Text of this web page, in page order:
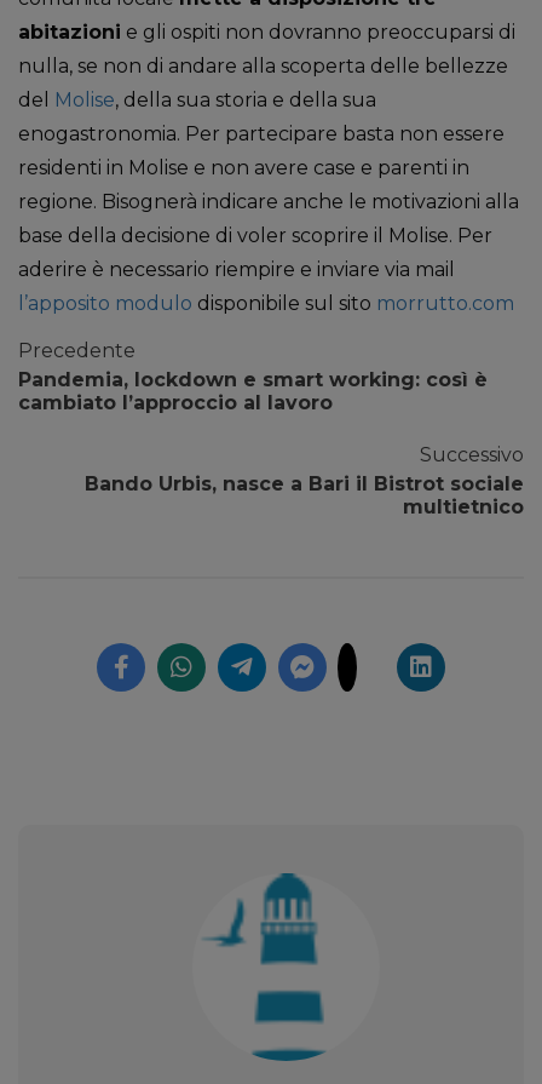
abitazioni e gli ospiti non dovranno preoccuparsi di
nulla, se non di andare alla scoperta delle bellezze
del
Molise, della sua storia e della sua
enogastronomia. Per partecipare basta non essere
residenti in Molise e non avere case e parenti in
regione. Bisognerà indicare anche le motivazioni alla
base della decisione di voler scoprire il Molise. Per
aderire è necessario riempire e inviare via mail
l’apposito modulo disponibile sul sito morrutto.com
Precedente
Pandemia, lockdown e smart working: così è
cambiato l’approccio al lavoro
Successivo
Bando Urbis, nasce a Bari il Bistrot sociale
multietnico